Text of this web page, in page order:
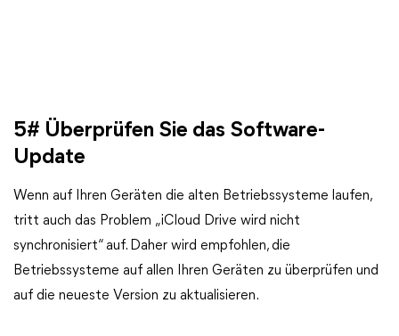
5# Überprüfen Sie das Software-
Update
Wenn auf Ihren Geräten die alten Betriebssysteme laufen,
tritt auch das Problem „iCloud Drive wird nicht
synchronisiert“ auf. Daher wird empfohlen, die
Betriebssysteme auf allen Ihren Geräten zu überprüfen und
auf die neueste Version zu aktualisieren.